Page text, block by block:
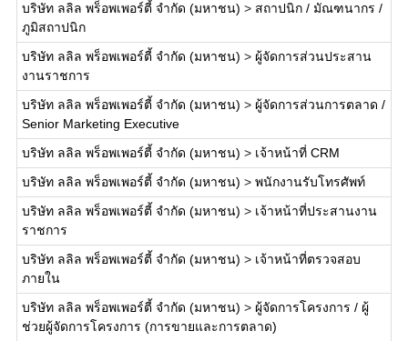
บริษัท ลลิล พร็อพเพอร์ตี้ จำกัด (มหาชน) > สถาปนิก / มัณฑนากร /
ภูมิสถาปนิก
บริษัท ลลิล พร็อพเพอร์ตี้ จำกัด (มหาชน) > ผู้จัดการส่วนประสาน
งานราชการ
บริษัท ลลิล พร็อพเพอร์ตี้ จำกัด (มหาชน) > ผู้จัดการส่วนการตลาด /
Senior Marketing Executive
บริษัท ลลิล พร็อพเพอร์ตี้ จำกัด (มหาชน) > เจ้าหน้าที่ CRM
บริษัท ลลิล พร็อพเพอร์ตี้ จำกัด (มหาชน) > พนักงานรับโทรศัพท์
บริษัท ลลิล พร็อพเพอร์ตี้ จำกัด (มหาชน) > เจ้าหน้าที่ประสานงาน
ราชการ
บริษัท ลลิล พร็อพเพอร์ตี้ จำกัด (มหาชน) > เจ้าหน้าที่ตรวจสอบ
ภายใน
บริษัท ลลิล พร็อพเพอร์ตี้ จำกัด (มหาชน) > ผู้จัดการโครงการ / ผู้
ช่วยผู้จัดการโครงการ (การขายและการตลาด)